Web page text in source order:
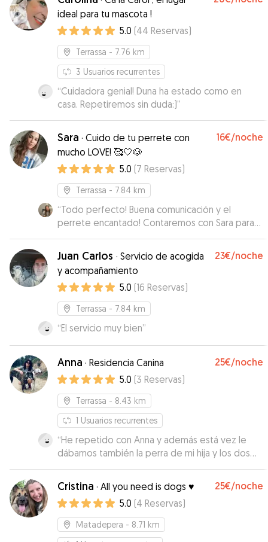
ideal para tu mascota !
5.0 (44 Reservas)
Terrassa - 7.76 km
3 Usuarios recurrentes
“Cuidadora genial! Duna ha estado como en
casa. Repetiremos sin duda:)”
Sara · Cuido de tu perrete con
mucho LOVE! 🥰🤍🐶
16€/noche
5.0 (7 Reservas)
Terrassa - 7.84 km
“Todo perfecto! Buena comunicación y el
perrete encantado! Contaremos con Sara para
próximas veces☺️”
Juan Carlos · Servicio de acogida
y acompañamiento
23€/noche
5.0 (16 Reservas)
Terrassa - 7.84 km
“El servicio muy bien”
Anna · Residencia Canina 25€/noche
5.0 (3 Reservas)
Terrassa - 8.43 km
1 Usuarios recurrentes
“He repetido con Anna y además está vez le
dábamos también la perra de mi hija y los dos
estaban encantados.”
Cristina · All you need is dogs ♥️ 25€/noche
5.0 (4 Reservas)
Matadepera - 8.71 km